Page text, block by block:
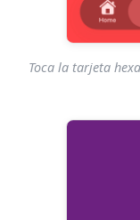
Toca la tarjeta